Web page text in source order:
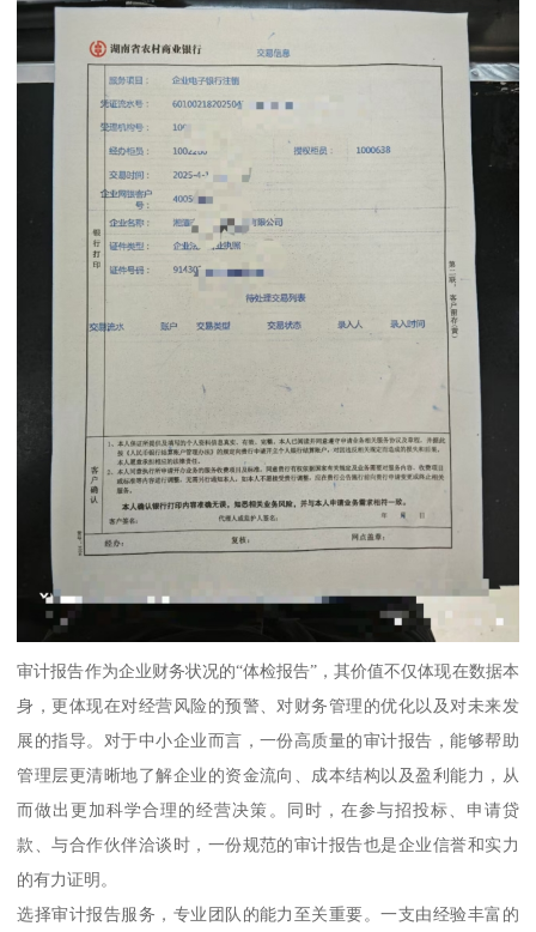
审计报告作为企业财务状况的“体检报告”，其价值不仅体现在数据本
身，更体现在对经营风险的预警、对财务管理的优化以及对未来发
展的指导。对于中小企业而言，一份高质量的审计报告，能够帮助
管理层更清晰地了解企业的资金流向、成本结构以及盈利能力，从
而做出更加科学合理的经营决策。同时，在参与招投标、申请贷
款、与合作伙伴洽谈时，一份规范的审计报告也是企业信誉和实力
的有力证明。
选择审计报告服务，专业团队的能力至关重要。一支由经验丰富的